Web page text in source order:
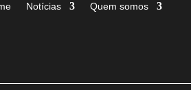
Notícias Quem somos